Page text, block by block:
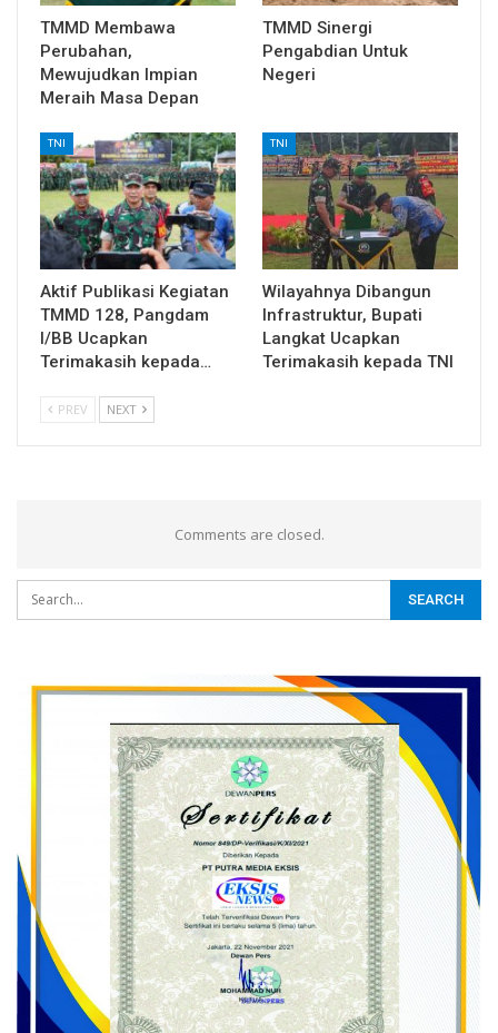
TMMD Membawa
Perubahan,
Mewujudkan Impian
Meraih Masa Depan
TMMD Sinergi
Pengabdian Untuk
Negeri
TNI
Aktif Publikasi Kegiatan
TMMD 128, Pangdam
I/BB Ucapkan
Terimakasih kepada…
TNI
Wilayahnya Dibangun
Infrastruktur, Bupati
Langkat Ucapkan
Terimakasih kepada TNI
PREV NEXT
Comments are closed.